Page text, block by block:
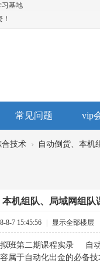
习基地
常见问题 vip
技术 › 自动倒货、本机
本机组队、局域网组队
8-7 15:45:56 显示全部楼层
班第二期课程实录 自动
属于自动化出金的必备技